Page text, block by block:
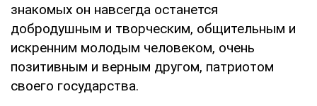
знакомых он навсегда останется
добродушным и творческим, общительным и
искренним молодым человеком, очень
позитивным и верным другом, патриотом
своего государства.